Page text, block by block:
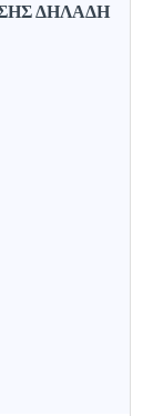
ΔΗΛΑΔΗ